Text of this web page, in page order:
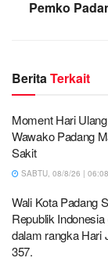
Pemko
BeritaTerkait
Moment Hari
Wawako Padang
Sakit
SABTU, 08/8/26 |
Wali Kota Padang
Republik
dalam rangka Hari
357.